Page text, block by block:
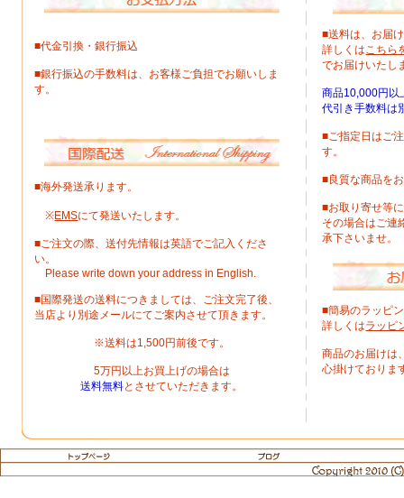
■代金引換・銀行振込
■銀行振込の手数料は、お客様ご負担でお願いしま
す。
■海外発送承ります。
※EMSにて発送いたします。
■ご注文の際、送付先情報は英語でご記入くださ
い。
Please write down your address in English.
■国際発送の送料につきましては、ご注文完了後、
当店より別途メールにてご案内させて頂きます。
※送料は1,500円前後です。
5万円以上お買上げの場合は
送料無料とさせていただきます。
■送料は、お届
詳しくはこちら
でお届けいたし
商品10,000円以
代引き手数料は
■ご指定日はご
す。
■良質な商品を
■お取り寄せ等
その場合はご連
承下さいませ。
■簡易のラッピ
詳しくはラッピ
商品のお届けは
心掛けておりま